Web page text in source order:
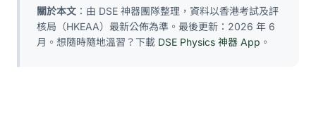
關於本文 ：由 DSE 神器團隊整理，資料以香港考試及評
核局（HKEAA）最新公佈為準。最後更新：2026 年 6
月。想隨時隨地溫習？下載 DSE Physics 神器 App 。